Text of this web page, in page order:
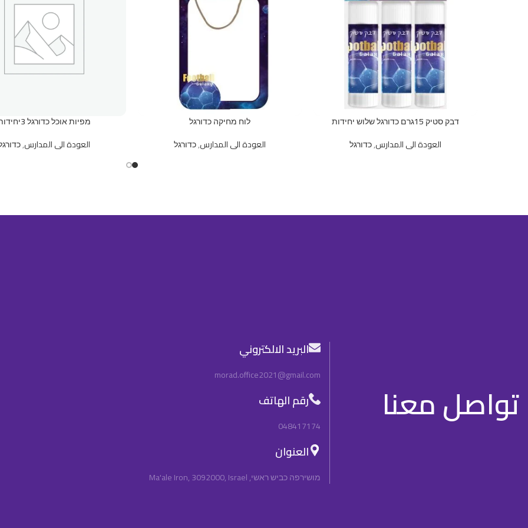
דבק סטיק 15גרם כדורגל שלוש יחידות
العودة الى المدارس,כדורגל
לוח מחיקה כדורגל
العودة الى المدارس,כדורגל
מפיות אוכל כדורגל 3יחידות
العودة الى المدارس,
تواصل معنا
البريد الالكتروني
morad.office2021@gmail.com
رقم الهاتف
048417174
العنوان
מושירפה כביש ראשי, Ma'ale Iron, 3092000, Israel